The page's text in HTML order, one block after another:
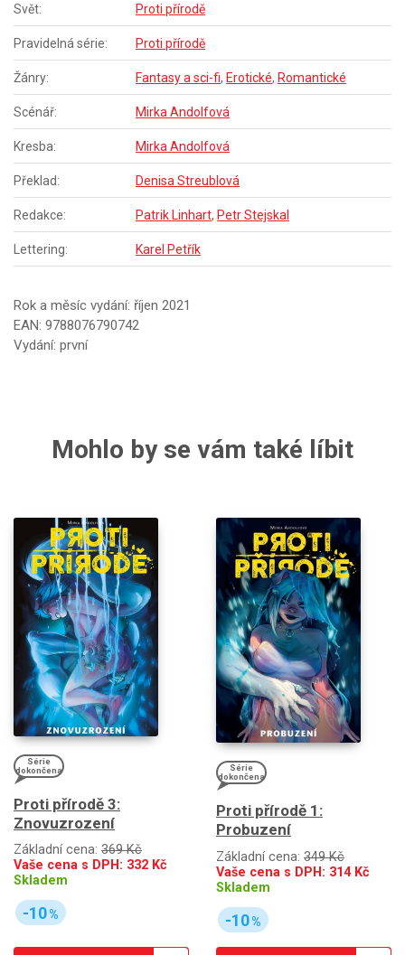
Svět: Proti přírodě
Pravidelná série: Proti přírodě
Žánry: Fantasy a sci-fi, Erotické, Romantické
Scénář: Mirka Andolfová
Kresba: Mirka Andolfová
Překlad: Denisa Streublová
Redakce: Patrik Linhart, Petr Stejskal
Lettering: Karel Petřík
Rok a měsíc vydání: říjen 2021
EAN: 9788076790742
Vydání: první
Mohlo by se vám také líbit
Série
dokončena
Proti přírodě 3:
Znovuzrození
Základní cena: 369 Kč
Vaše cena s DPH: 332 Kč
Skladem
-10%
Série
dokončena
Proti přírodě 1:
Probuzení
Základní cena: 349 Kč
Vaše cena s DPH: 314Kč
Skladem
-10%